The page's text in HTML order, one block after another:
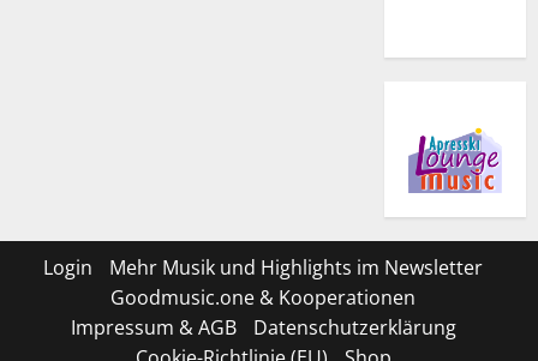
Login
Mehr Musik und Highlights im Newsletter
Goodmusic.one & Kooperationen
Impressum & AGB
Datenschutzerklärung